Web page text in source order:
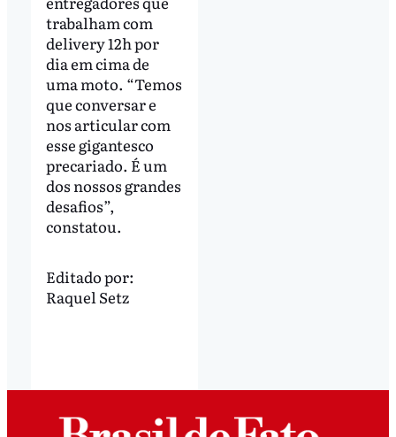
trabalham com
delivery 12h por
dia em cima de
uma moto. “Temos
que conversar e
nos articular com
esse gigantesco
precariado. É um
dos nossos grandes
desafios”,
constatou.
Editado por:
Raquel Setz